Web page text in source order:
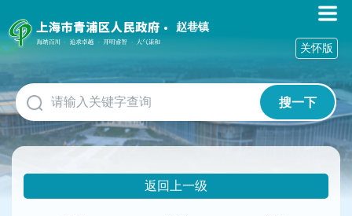
障
碍
作
说
明
跳
到
网
赵巷镇
搜一下
关怀版
返回上一级